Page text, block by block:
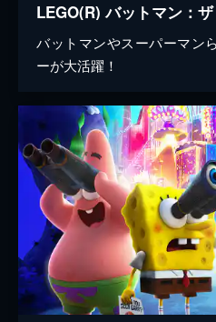
バットマンやスーパーマン
ーが大活躍！